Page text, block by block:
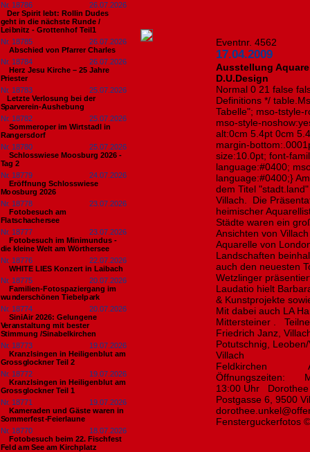
Nr. 18786
26.07.2026
​Der Spirit lebt: Rollin Dudes
geht in die nächste Runde /
Leibnitz - Grottenhof Teil1
Nr. 18785
26.07.2026
Abschied von Pfarrer Charles
Nr. 18784
26.07.2026
Herz Jesu Kirche – 25 Jahre
Priester
Nr. 18783
25.07.2026
​Letzte Verlosung bei der
Sparverein-Aushebung
Nr. 18782
25.07.2026
Sommeroper im Wirtstadl in
Rangersdorf
Nr. 18780
25.07.2026
Schlosswiese Moosburg 2026 -
Tag 2
Nr. 18779
24.07.2026
Eröffnung Schlosswiese
Moosburg 2026
Nr. 18778
23.07.2026
Fotobesuch am
Flatschachersee
Nr. 18777
23.07.2026
Fotobesuch im Minimundus -
die kleine Welt am Wörthersee
Nr. 18776
22.07.2026
WHITE LIES Konzert in Laibach
Nr. 18775
20.07.2026
Familien-Fotospaziergang im
wunderschönen Tiebelpark
Nr. 18774
20.07.2026
SiniAir 2026: Gelungene
Veranstaltung mit bester
Stimmung /Sinabelkirchen
Nr. 18773
19.07.2026
Kranzlsingen in Heiligenblut am
Grossglockner Teil 2
Nr. 18772
19.07.2026
Kranzlsingen in Heiligenblut am
Grossglockner Teil 1
Nr. 18771
19.07.2026
Kameraden und Gäste waren in
Sommerfest-Feierlaune
Nr. 18770
18.07.2026
Fotobesuch beim 22. Fischfest
Feld am See am Kirchplatz
Eventnr. 4562
17.04.2009
Ausstellung
D.U.Design
Normal 0 21 false
Definitions */
Tabelle"; mso-tstyle-
mso-style-
alt:0cm 5.4pt 0cm
margin-
size:10.0pt; font-
language:#0400;
language:#0400;}
dem Titel
Villach. Die
heimischer
Städte waren ein
Ansichten von
Aquarelle von
Landschaften
auch den neuesten
Wetzlinger
Laudatio hielt
& Kunstprojekte
Mit dabei auch LA
Mittersteiner .
Friedrich
Potutschnig,
Villach
Feldkirchen
Öffnungszeiten:
13:00 Uhr Dorothee
Postgasse 6, 9500
Fensterguckerfotos